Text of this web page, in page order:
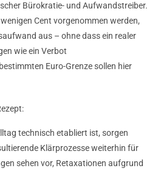
Bürokratie- und Aufwandstreiber.
Cent vorgenommen werden,
aus – ohne dass ein realer
wie ein Verbot
Euro-Grenze sollen hier
technisch etabliert ist, sorgen
Klärprozesse weiterhin für
sehen vor, Retaxationen aufgrund